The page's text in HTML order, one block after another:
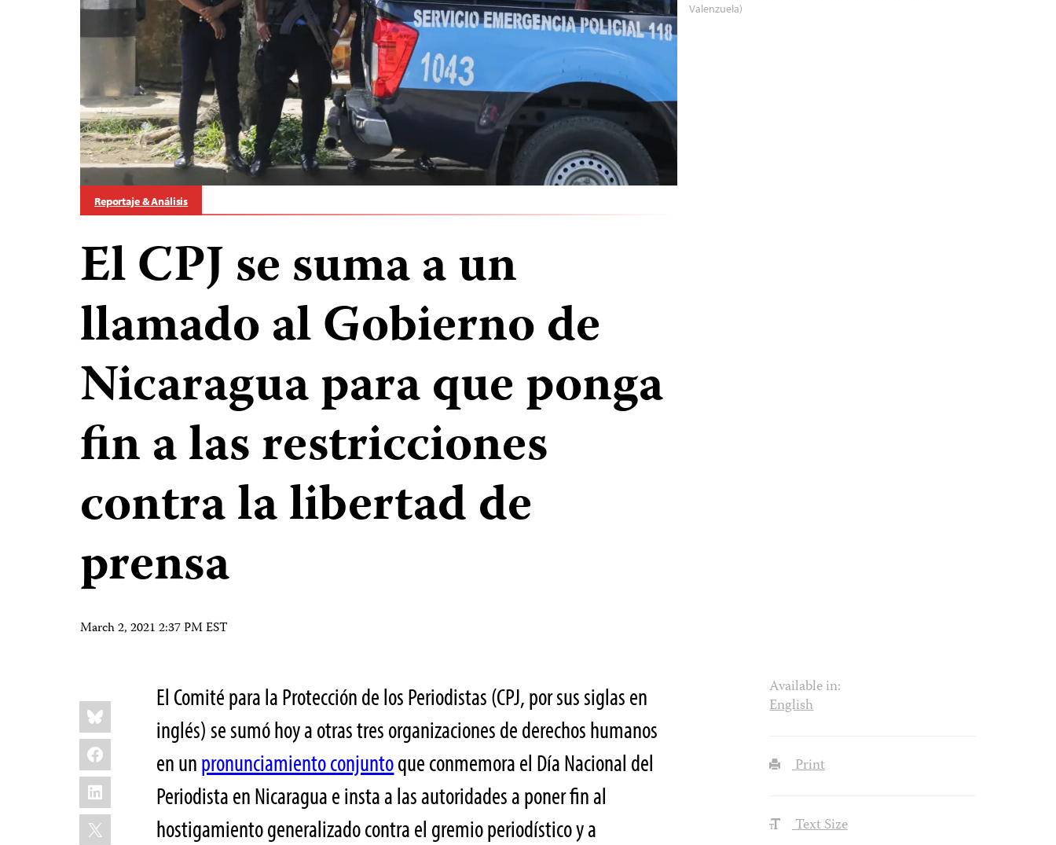
Valenzuela)
Reportaje & Análisis
El CPJ se suma a un
llamado al Gobierno de
Nicaragua para que ponga
fin a las restricciones
contra la libertad de
prensa
March 2, 2021 2:37 PM EST
Share
this:
Bluesky
Facebook
LinkedIn
X
El Comité para la Protección de los Periodistas (CPJ, por sus siglas en
inglés) se sumó hoy a otras tres organizaciones de derechos humanos
en unpronunciamiento conjuntoque conmemora el Día Nacional del
Periodista en Nicaragua e insta a las autoridades a poner fin al
hostigamiento generalizado contra el gremio periodístico y a
Available in:
English
Print
Text Size